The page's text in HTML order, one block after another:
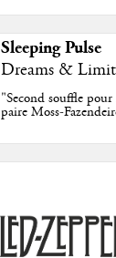
Sleeping Pulse
Dreams &
"Second souffle
paire Moss-